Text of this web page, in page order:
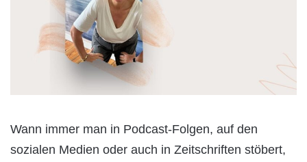
Wann immer man in Podcast-Folgen, auf den
sozialen Medien oder auch in Zeitschriften stöbert,